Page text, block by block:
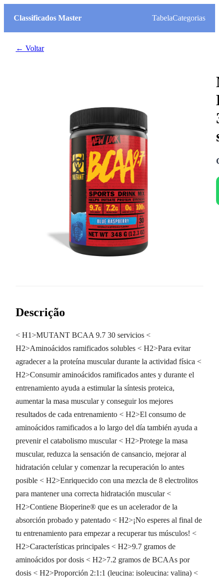
Classificados Master TabelaCategorias
← Voltar
Descrição
< H1>MUTANT BCAA 9.7 30 servicios <
H2>Aminoácidos ramificados solubles < H2>Para evitar
agradecer a la proteína muscular durante la actividad física <
H2>Consumir aminoácidos ramificados antes y durante el
entrenamiento ayuda a estimular la síntesis proteica,
aumentar la masa muscular y conseguir los mejores
resultados de cada entrenamiento < H2>El consumo de
aminoácidos ramificados a lo largo del día también ayuda a
prevenir el catabolismo muscular < H2>Protege la masa
muscular, reduzca la sensación de cansancio, mejorar al
hidratación celular y comenzar la recuperación lo antes
posible < H2>Enriquecido con una mezcla de 8 electrolitos
para mantener una correcta hidratación muscular <
H2>Contiene Bioperine® que es un acelerador de la
absorción probado y patentado < H2>¡No esperes al final de
tu entrenamiento para empezar a recuperar tus músculos! <
H2>Características principales < H2>9.7 gramos de
aminoácidos por dosis < H2>7.2 gramos de BCAAs por
dosis < H2>Proporción 2:1:1 (leucina: isoleucina: valina) <